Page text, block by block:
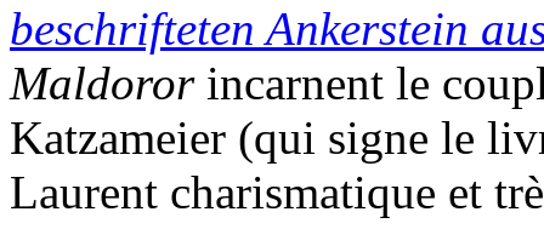
beschrifteten Ankerstein
Maldoror incarnent le
Katzameier (qui signe le
Laurent charismatique et